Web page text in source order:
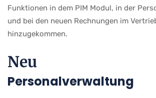
Funktionen in dem PIM Modul, in der
und bei den neuen Rechnungen im
hinzugekommen.
Neu
Personalverwaltung